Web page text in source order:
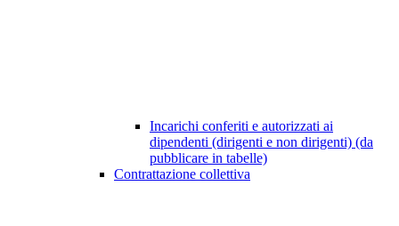
Incarichi conferiti e autorizzati ai
dipendenti (dirigenti e non dirigenti) (da
pubblicare in tabelle)
Contrattazione collettiva